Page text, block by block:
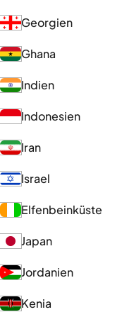
Georgien
Ghana
Indien
Indonesien
Iran
Israel
Elfenbeinküste
Japan
Jordanien
Kenia